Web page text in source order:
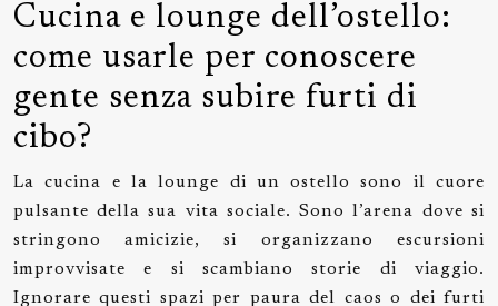
Cucina e lounge dell’ostello:
come usarle per conoscere
gente senza subire furti di
cibo?
La cucina e la lounge di un ostello sono il cuore
pulsante della sua vita sociale. Sono l’arena dove si
stringono amicizie, si organizzano escursioni
improvvisate e si scambiano storie di viaggio.
Ignorare questi spazi per paura del caos o dei furti